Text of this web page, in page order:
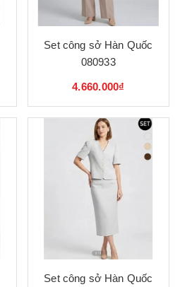
Set công sở Hàn Quốc
080933
4.660.000₫
Set công sở Hàn Quốc